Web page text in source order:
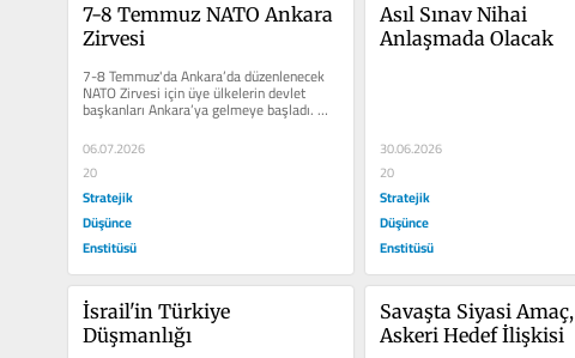
7-8 Temmuz NATO Ankara
Zirvesi
7-8 Temmuz'da Ankara’da düzenlenecek
NATO Zirvesi için üye ülkelerin devlet
başkanları Ankara’ya gelmeye başladı.
Bugün...
06.07.2026
20
Stratejik
Düşünce
Enstitüsü
Asıl Sınav Nihai
Anlaşmada Olacak
30.06.2026
20
Stratejik
Düşünce
Enstitüsü
İsrail'in Türkiye
Düşmanlığı
Savaşta Siyasi Amaç,
Askeri Hedef İlişkisi